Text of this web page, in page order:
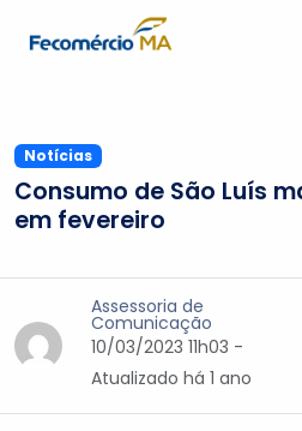
Notícias
Consumo de São Luís
em fevereiro
Assessoria de
Comunicação
10/03/2023 11h03 -
Atualizadohá 1 ano